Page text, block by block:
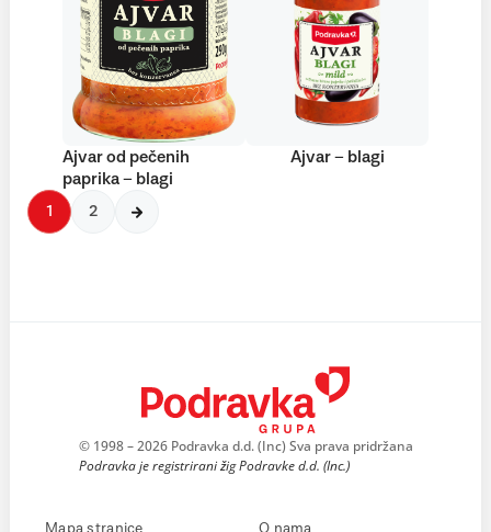
Ajvar od pečenih
paprika – blagi
Ajvar – blagi
1 2
© 1998 – 2026 Podravka d.d. (Inc) Sva prava pridržana
Podravka je registrirani žig Podravke d.d. (Inc.)
Mapa stranice O nama